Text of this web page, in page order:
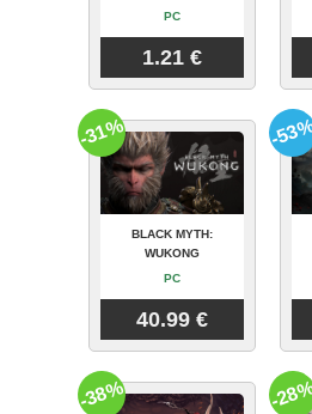
PC
1.21 €
BLACK MYTH:
WUKONG
PC
40.99 €
-31% -
-38% -